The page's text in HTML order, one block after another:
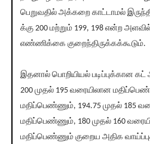
பெறுவதில் அக்கறை காட்டாமல்
க்கு 200 மற்றும் 199, 198 என்ற
எண்ணிக்கை குறைந்திருக்கக்கூடும்.
இதனால் பொறியியல் படிப்புக்கான
200 முதல் 195 வரையிலான
மதிப்பெண்ணும், 194.75 முதல் 185
மதிப்பெண்ணும், 180 முதல் 160
மதிப்பெண்ணும் குறைய அதிக